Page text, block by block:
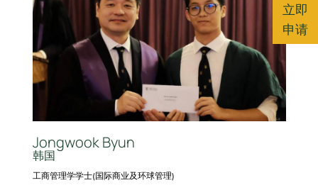
Jongwook Byun
韩国
工商管理学学士(国际商业及环球管理)
立即
申请